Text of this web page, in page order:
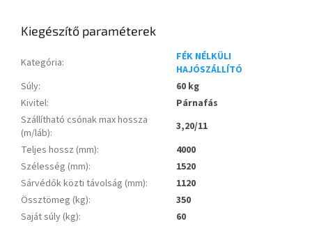
Kiegészítő paraméterek
Kategória:
FÉK NÉLKÜLI
HAJÓSZÁLLÍTÓ
Súly:
60 kg
Kivitel:
Párnafás
Szállítható csónak max hossza
(m/láb):
3,20/11
Teljes hossz (mm):
4000
Szélesség (mm):
1520
Sárvédők közti távolság (mm):
1120
Össztömeg (kg):
350
Saját súly (kg):
60